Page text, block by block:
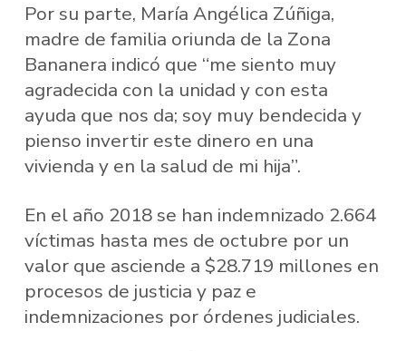
Por su parte, María Angélica Zúñiga,
madre de familia oriunda de la Zona
Bananera indicó que “me siento muy
agradecida con la unidad y con esta
ayuda que nos da; soy muy bendecida y
pienso invertir este dinero en una
vivienda y en la salud de mi hija”.
En el año 2018 se han indemnizado 2.664
víctimas hasta mes de octubre por un
valor que asciende a $28.719 millones en
procesos de justicia y paz e
indemnizaciones por órdenes judiciales.